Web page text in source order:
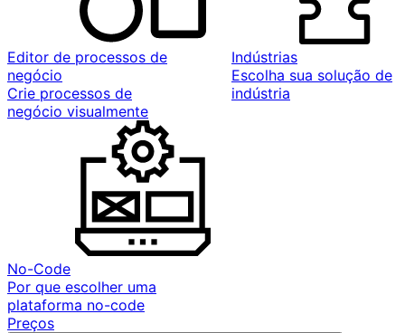
Editor de processos de
negócio
Crie processos de
negócio visualmente
Indústrias
Escolha sua solução de
indústria
No-Code
Por que escolher uma
plataforma no-code
Preços